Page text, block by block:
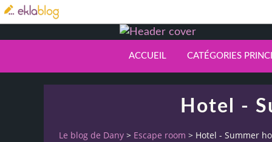
ACCUEIL CATÉGORIES
Hotel -
Le blog de Dany > Escape room > Hotel - Summer